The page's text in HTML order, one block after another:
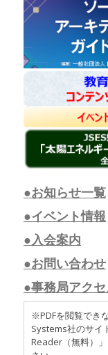
●お知らせ一覧
●イベント情報
●入会案内
●お問い合わせ
●事務局アク
※PDFを閲覧でき
Systems社のサイ
Reader（無料）